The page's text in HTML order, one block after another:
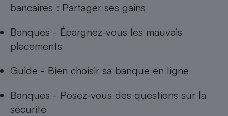
bancaires : Partager ses gains
Banques - Épargnez-vous les mauvais
placements
Guide - Bien choisir sa banque en ligne
Banques - Posez-vous des questions sur la
sécurité